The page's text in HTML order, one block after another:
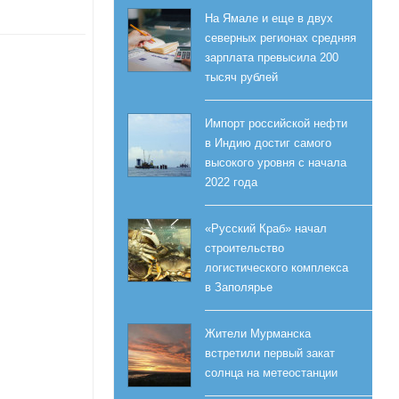
На Ямале и еще в двух
северных регионах средняя
зарплата превысила 200
тысяч рублей
Импорт российской нефти
в Индию достиг самого
высокого уровня с начала
2022 года
«Русский Краб» начал
строительство
логистического комплекса
в Заполярье
Жители Мурманска
встретили первый закат
солнца на метеостанции